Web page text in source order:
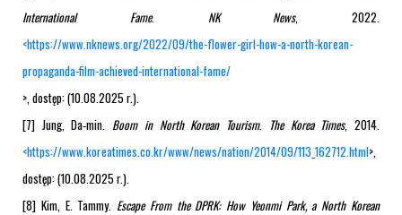
International Fame. NK News, 2022.
<https://www.nknews.org/2022/09/the-flower-girl-how-a-north-korean-
propaganda-film-achieved-international-fame/
>, dostęp: (10.08.2025 r.).
[7] Jung, Da‑min. Boom in North Korean Tourism. The Korea Times, 2014.
<https://www.koreatimes.co.kr/www/news/nation/2014/09/113_162712.html>,
dostęp: (10.08.2025 r.).
[8] Kim, E. Tammy. Escape From the DPRK: How Yeonmi Park, a North Korean